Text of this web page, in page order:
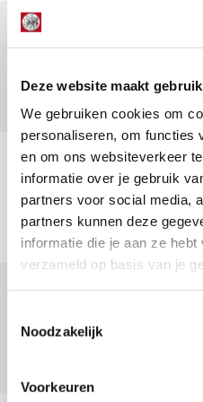
Deze website maakt
We gebruiken cookies om
personaliseren, om functies
en om ons websiteverkeer
informatie over je gebruik
partners voor social media,
partners kunnen deze
informatie die je aan ze
verzameld op basis van je
Noodzakelijk
Voorkeuren
Drie dingen die je
Zwolle - Ajax
08 AUGUSTUS 2026 - 12:32
Míchels elf: met
jij aan nieuw
NIEUWS
Spelen bij Jong